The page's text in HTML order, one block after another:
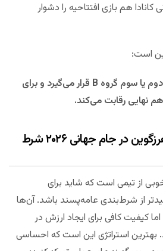
هم بازی افتتاحیه را دشوار
است:
بوسنی و هرزگوین در رتبه دوم یا سوم گروه B قرار می‌گیرد و برای
نهایی رقابت می‌کند.
آیا باید روی بوسنی و هرزگوین در جام جهانی ۲۰۲۶ شرط
از تیمی است که شاید برای
از شرط‌بندی عامه‌پسند باشد. آن‌ها
کیفیت کافی برای ایجاد ارزش در
بهترین استراتژی این است که احساسی